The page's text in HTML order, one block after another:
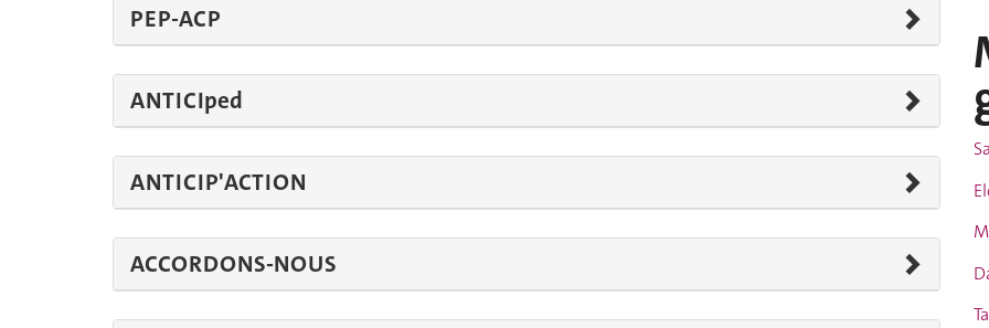
PEP-ACP
ANTICIped
ANTICIP'ACTION
ACCORDONS-NOUS